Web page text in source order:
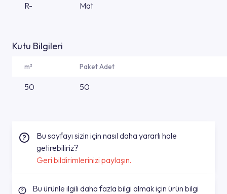
R- Mat
Kutu Bilgileri
m² Paket Adet
50 50
Bu sayfayı sizin için nasıl daha yararlı hale
getirebiliriz?
Geri bildirimlerinizi paylaşın.
Bu ürünle ilgili daha fazla bilgi almak için ürün bilgi